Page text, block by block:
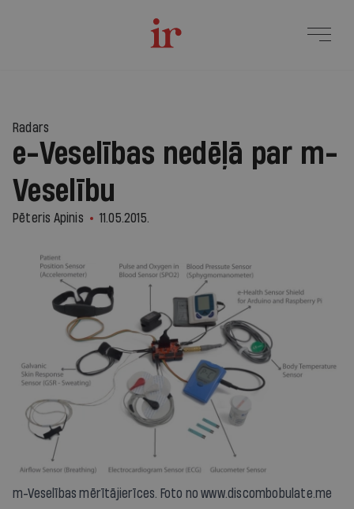
Radars
e-Veselības nedēļā par m-
Veselību
Pēteris Apinis 11.05.2015.
m-Veselības mērītājierīces. Foto no www.discombobulate.me